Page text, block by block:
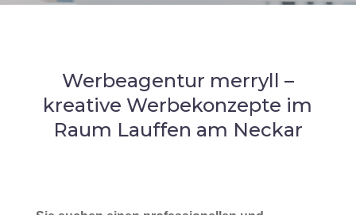
Werbeagentur merryll –
kreative Werbekonzepte im
Raum Lauffen am Neckar